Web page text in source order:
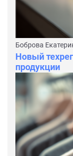
Боброва
Новый
продукции